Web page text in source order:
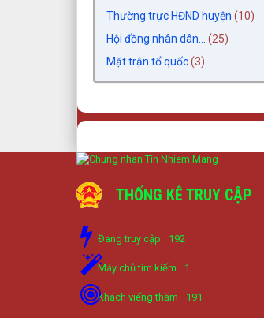
Thường trực HĐND huyện (10)
Hội đồng nhân dân...
(25)
Mặt trận tổ quốc(3)
THỐNG KÊ TRUY CẬP
Đang truy cập 192
Máy chủ tìm kiếm 1
Khách viếng thăm 191